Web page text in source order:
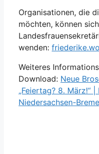
Organisationen, die
möchten, können
wenden:
Weiteres
Download: Neue
„Feiertag? 8. März!“
Niedersachsen-